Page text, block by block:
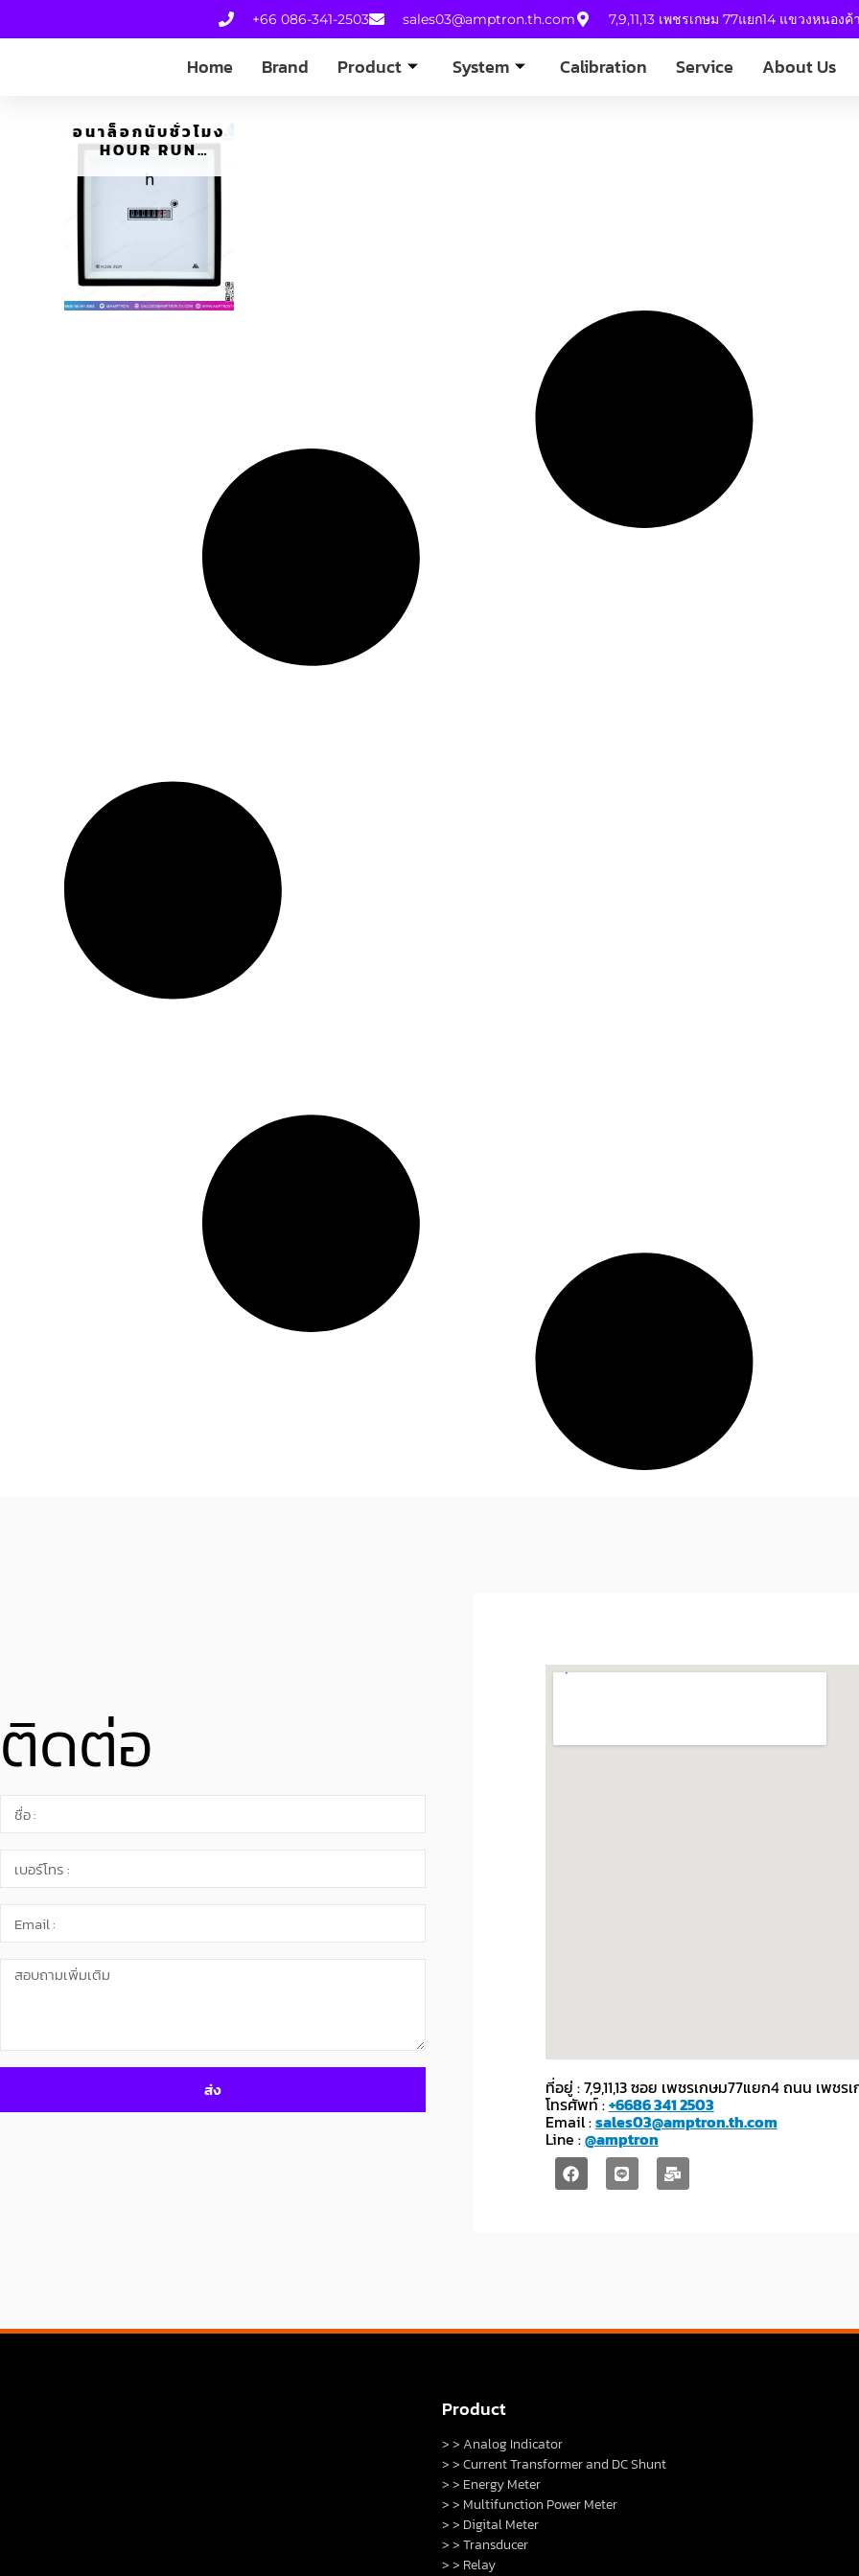
+66 086-341-2503 sales03@amptron.th.com 7,9,11,13 เพชรเกษม 77แยก14 แขวงหนอ
Home Brand Product System Calibration Service About Us
อนาล็อกนับชั่วโมง
HOUR RUN
ติดต่อ
ส่ง ที่อยู่ : 7,9,11,13 ซอย เพชรเกษม77แยก4 ถนน เพ
โทรศัพท์ :+6686 341 2503
Email :sales03@amptron.th.com
Line :@amptron
Product
> > Analog Indicator
> > Current Transformer and DC Shunt
> > Energy Meter
> > Multifunction Power Meter
> > Digital Meter
> > Transducer
> > Relay